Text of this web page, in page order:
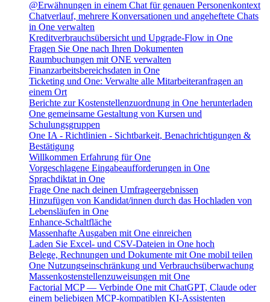
@Erwähnungen in einem Chat für genauen Personenkontext
Chatverlauf, mehrere Konversationen und angeheftete Chats
in One verwalten
Kreditverbrauchsübersicht und Upgrade-Flow in One
Fragen Sie One nach Ihren Dokumenten
Raumbuchungen mit ONE verwalten
Finanzarbeitsbereichsdaten in One
Ticketing und One: Verwalte alle Mitarbeiteranfragen an
einem Ort
Berichte zur Kostenstellenzuordnung in One herunterladen
One gemeinsame Gestaltung von Kursen und
Schulungsgruppen
One IA - Richtlinien - Sichtbarkeit, Benachrichtigungen &
Bestätigung
Willkommen Erfahrung für One
Vorgeschlagene Eingabeaufforderungen in One
Sprachdiktat in One
Frage One nach deinen Umfrageergebnissen
Hinzufügen von Kandidat/innen durch das Hochladen von
Lebensläufen in One
Enhance-Schaltfläche
Massenhafte Ausgaben mit One einreichen
Laden Sie Excel- und CSV-Dateien in One hoch
Belege, Rechnungen und Dokumente mit One mobil teilen
One Nutzungseinschränkung und Verbrauchsüberwachung
Massenkostenstellenzuweisungen mit One
Factorial MCP — Verbinde One mit ChatGPT, Claude oder
einem beliebigen MCP-kompatiblen KI-Assistenten